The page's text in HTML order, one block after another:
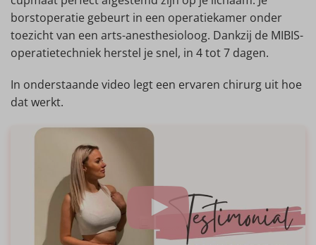
borstoperatie gebeurt in een operatiekamer onder
toezicht van een arts-anesthesioloog. Dankzij de MIBIS-
operatietechniek herstel je snel, in 4 tot 7 dagen.
In onderstaande video legt een ervaren chirurg uit hoe
dat werkt.